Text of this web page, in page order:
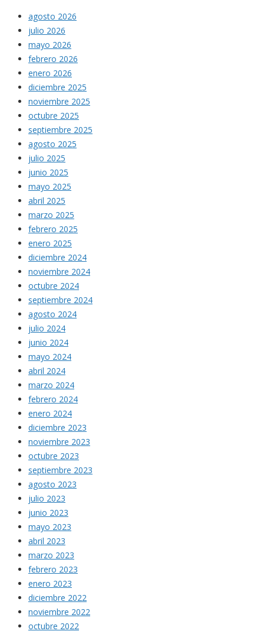
agosto 2026
julio 2026
mayo 2026
febrero 2026
enero 2026
diciembre 2025
noviembre 2025
octubre 2025
septiembre 2025
agosto 2025
julio 2025
junio 2025
mayo 2025
abril 2025
marzo 2025
febrero 2025
enero 2025
diciembre 2024
noviembre 2024
octubre 2024
septiembre 2024
agosto 2024
julio 2024
junio 2024
mayo 2024
abril 2024
marzo 2024
febrero 2024
enero 2024
diciembre 2023
noviembre 2023
octubre 2023
septiembre 2023
agosto 2023
julio 2023
junio 2023
mayo 2023
abril 2023
marzo 2023
febrero 2023
enero 2023
diciembre 2022
noviembre 2022
octubre 2022